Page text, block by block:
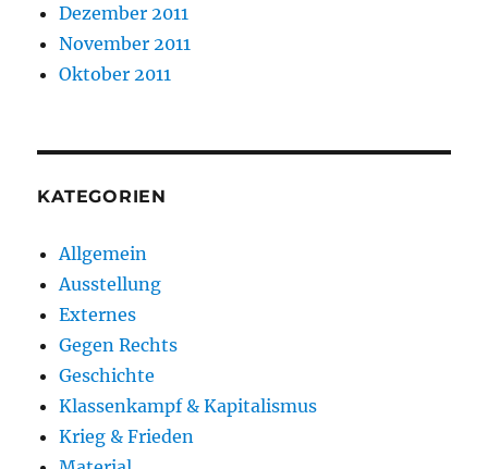
Dezember 2011
November 2011
Oktober 2011
KATEGORIEN
Allgemein
Ausstellung
Externes
Gegen Rechts
Geschichte
Klassenkampf & Kapitalismus
Krieg & Frieden